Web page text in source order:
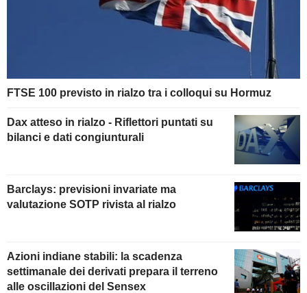
FTSE 100 previsto in rialzo tra i colloqui su Hormuz
Dax atteso in rialzo - Riflettori puntati su
bilanci e dati congiunturali
Barclays: previsioni invariate ma
valutazione SOTP rivista al rialzo
Azioni indiane stabili: la scadenza
settimanale dei derivati prepara il terreno
alle oscillazioni del Sensex